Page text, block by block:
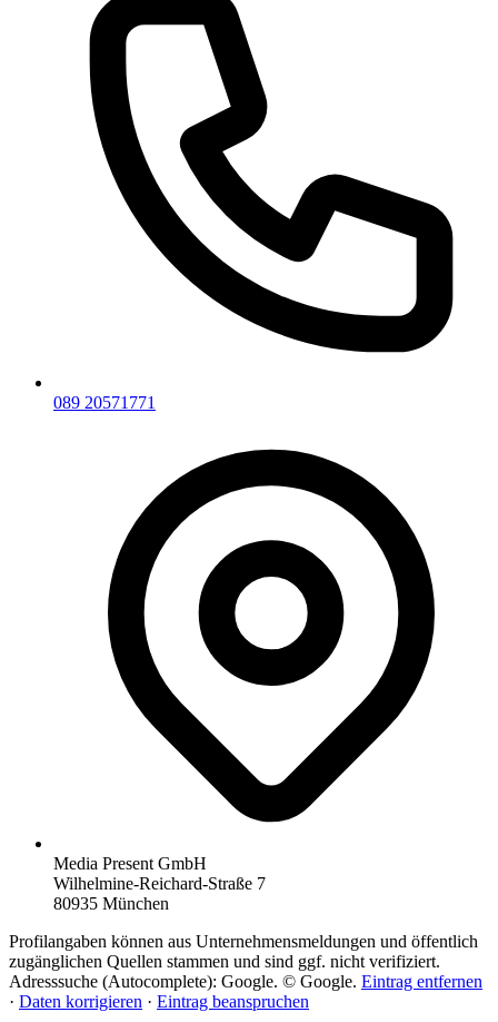
089 20571771
Media Present GmbH
Wilhelmine-Reichard-Straße 7
80935 München
Profilangaben können aus Unternehmensmeldungen und öffentlich
zugänglichen Quellen stammen und sind ggf. nicht verifiziert.
Adresssuche (Autocomplete): Google. © Google. Eintrag entfernen
· Daten korrigieren · Eintrag beanspruchen